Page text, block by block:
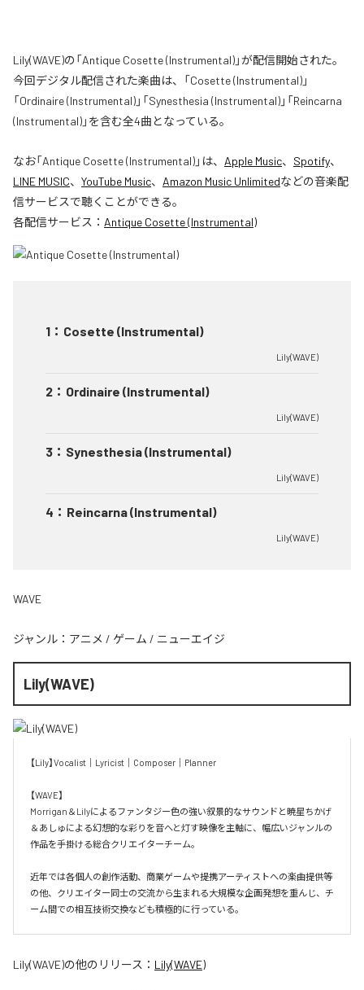
Lily(WAVE)の「Antique Cosette (Instrumental)」が配信開始された。
今回デジタル配信された楽曲は、「Cosette (Instrumental)」
「Ordinaire (Instrumental)」「Synesthesia (Instrumental)」「Reincarna
(Instrumental)」を含む全4曲となっている。
なお「Antique Cosette (Instrumental)」は、 Apple Music、 Spotify、
LINE MUSIC、 YouTube Music、 Amazon Music Unlimitedなどの音楽配
信サービスで聴くことができる。
各配信サービス： Antique Cosette (Instrumental)
1 ： Cosette (Instrumental)
Lily(WAVE)
2 ： Ordinaire (Instrumental)
Lily(WAVE)
3 ： Synesthesia (Instrumental)
Lily(WAVE)
4 ： Reincarna (Instrumental)
Lily(WAVE)
WAVE
ジャンル： アニメ / ゲーム / ニューエイジ
Lily(WAVE)
【Lily】Vocalist｜Lyricist｜Composer｜Planner
【WAVE】
Morrigan＆Lilyによるファンタジー色の強い叙景的なサウンドと暁星ちかげ
＆あしゅによる幻想的な彩りを音へと灯す映像を主軸に、幅広いジャンルの
作品を手掛ける総合クリエイターチーム。
近年では各個人の創作活動、商業ゲームや提携アーティストへの楽曲提供等
の他、クリエイター同士の交流から生まれる大規模な企画発想を重んじ、チ
ーム間での相互技術交換なども積極的に行っている。
Lily(WAVE)の他のリリース： Lily(WAVE)